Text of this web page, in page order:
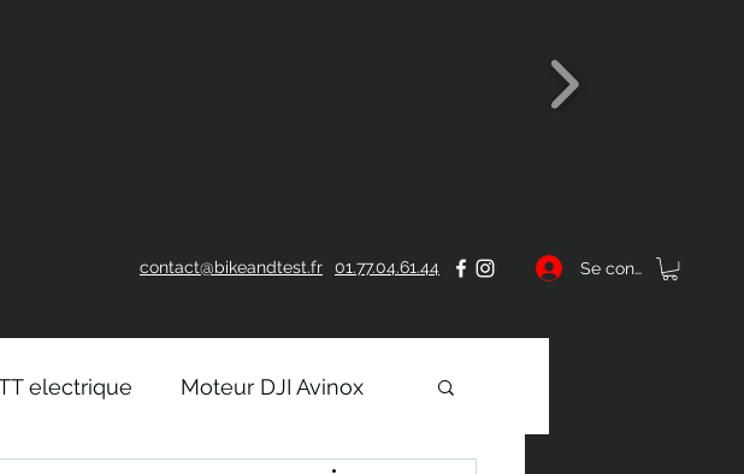
contact@bikeandtest.fr 01.77.04.61.44 Se connecter
electrique Moteur DJI Avinox